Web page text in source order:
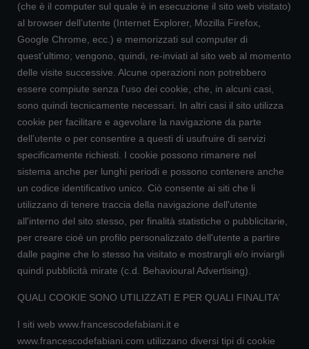
(che è il computer sul quale è in esecuzione il sito web visitato)
al browser dell’utente (Internet Explorer, Mozilla Firefox,
Google Chrome, ecc.) e memorizzati sul computer di
quest’ultimo; vengono, quindi, re-inviati al sito web al momento
delle visite successive. Alcune operazioni non potrebbero
essere compiute senza l'uso dei cookie, che, in alcuni casi,
sono quindi tecnicamente necessari. In altri casi il sito utilizza
cookie per facilitare e agevolare la navigazione da parte
dell’utente o per consentire a questi di usufruire di servizi
specificamente richiesti. I cookie possono rimanere nel
sistema anche per lunghi periodi e possono contenere anche
un codice identificativo unico. Ciò consente ai siti che li
utilizzano di tenere traccia della navigazione dell'utente
all'interno del sito stesso, per finalità statistiche o pubblicitarie,
per creare cioè un profilo personalizzato dell'utente a partire
dalle pagine che lo stesso ha visitato e mostrargli e/o inviargli
quindi pubblicità mirate (c.d. Behavioural Advertising).
QUALI COOKIE SONO UTILIZZATI E PER QUALI FINALITA’
I siti web www.francescodefabiani.it e
www.francescodefabiani.com utilizzano diversi tipi di cookie